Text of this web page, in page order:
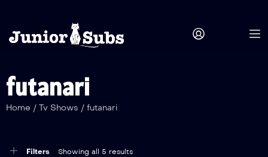
futanari
Home / Tv Shows / futanari
Filters Showing all 5 results